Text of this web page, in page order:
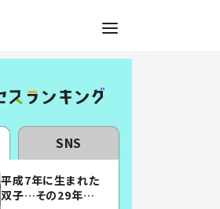
SNS
平成7年に生まれた
双子…その29年後